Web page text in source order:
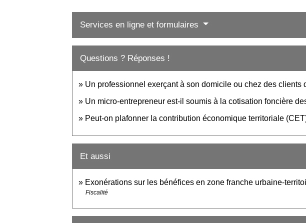
Services en ligne et formulaires
Questions ? Réponses !
Un professionnel exerçant à son domicile ou chez des clients
Un micro-entrepreneur est-il soumis à la cotisation foncière
Peut-on plafonner la contribution économique territoriale
Et aussi
Exonérations sur les bénéfices en zone franche urbaine-
Fiscalité